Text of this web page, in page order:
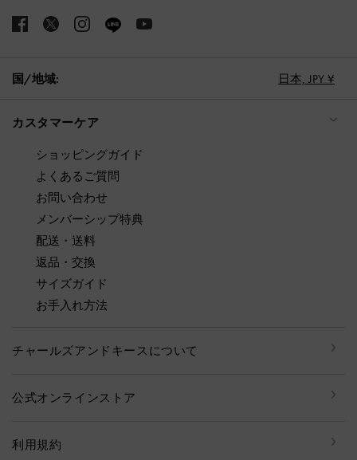
国/地域: 日本, JPY ¥
カスタマーケア
ショッピングガイド
よくあるご質問
お問い合わせ
メンバーシップ特典
配送・送料
返品・交換
サイズガイド
お手入れ方法
チャールズアンドキースについて
公式オンラインストア
利用規約